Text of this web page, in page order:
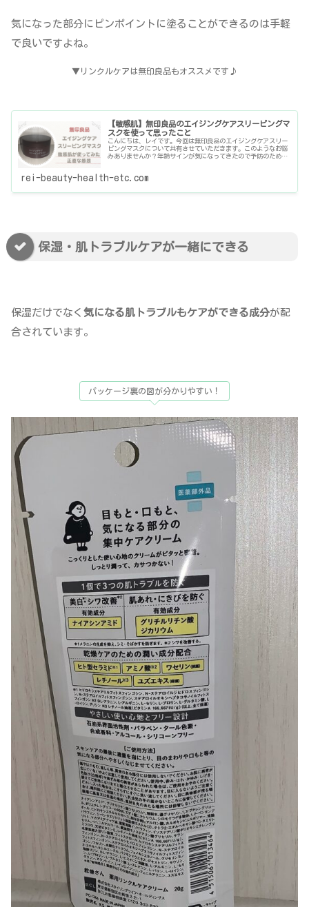
気になった部分にピンポイントに塗ることができるのは手軽
で良いですよね。
▼リンクルケアは無印良品もオススメです♪
【敏感肌】無印良品のエイジングケアスリーピングマ
スクを使って思ったこと
こんにちは、レイです。今回は無印良品のエイジングケアスリー
ピングマスクについて共有させていただきます。このようなお悩
みありませんか？年齢サインが気になってきたので予防のためエ
rei-beauty-health-etc.com
保湿・肌トラブルケアが一緒にできる
保湿だけでなく 気になる肌トラブルもケアができる成分が配
合されています。
パッケージ裏の図が分かりやすい！